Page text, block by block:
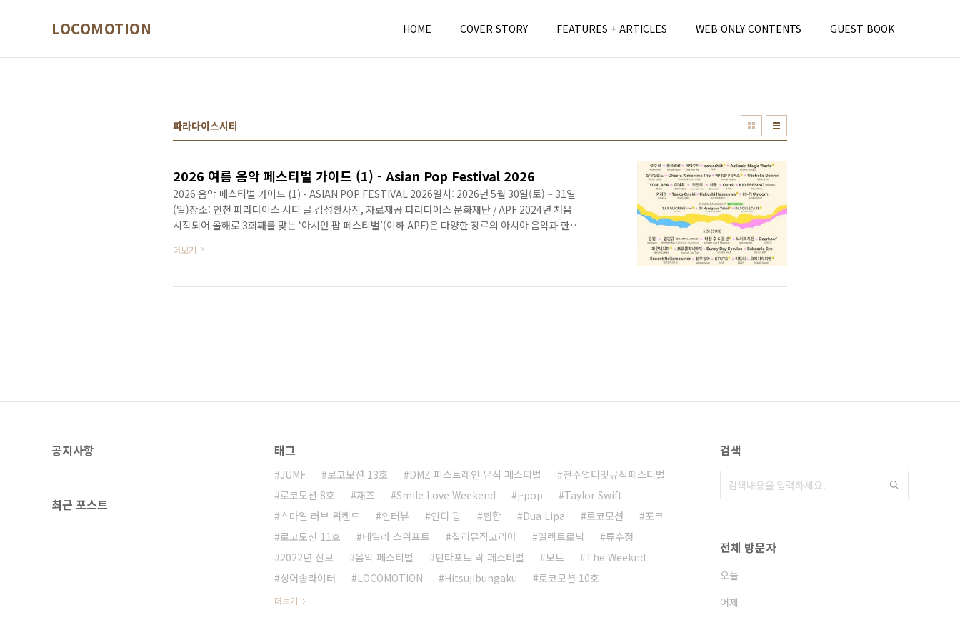
LOCOMOTION HOME COVER STORY FEATURES + ARTICLES WEB ONLY CONTENTS GUEST BOOK
파라다이스시티
2026 여름 음악 페스티벌 가이드 (1) - Asian Pop Festival 2026
2026 음악 페스티벌 가이드 (1) - ASIAN POP FESTIVAL 2026일시: 2026년 5월 30일(토) ~ 31일
(일)장소: 인천 파라다이스 시티 글 김성환사진, 자료제공 파라다이스 문화재단 / APF 2024년 처음
시작되어 올해로 3회째를 맞는 ‘아시안 팝 페스티벌’(이하 APF)은 다양한 장르의 아시아 음악과 한국
인천공항 근방에 위치한 리조트인 파라다이스 시티(Paradise City) 전역에 걸쳐 열리는 이 페스티벌
Paradise)’, 밤 시간의 디제잉-일렉트로닉 공..
더보기
공지사항
최근 포스트
태그
JUMF 로코모션 13호 DMZ 피스트레인 뮤직 페스티벌
전주얼티밋뮤직페스티벌
로코모션 8호
재즈 Smile Love Weekend j-pop
Taylor Swift
스마일 러브 위켄드
인터뷰 인디 팝 힙합 Dua Lipa 로코모션
포크
로코모션 11호
테일러 스위프트 칠리뮤직코리아 일렉트로닉
류수정
2022년 신보
음악 페스티벌 펜타포트 락 페스티벌 모트
The Weeknd
싱어송라이터
LOCOMOTION Hitsujibungaku 로코모션 10호
더보기
검색
전체 방문자
오늘
어제